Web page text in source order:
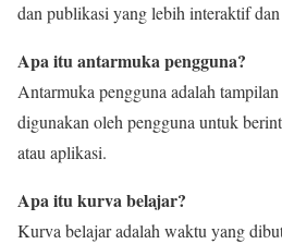
dan publikasi yang lebih interaktif
Apa itu antarmuka pengguna?
Antarmuka pengguna adalah
digunakan oleh pengguna untuk
atau aplikasi.
Apa itu kurva belajar?
Kurva belajar adalah waktu yang